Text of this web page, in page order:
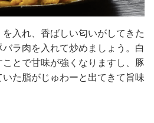
入れ、香ばしい匂いがしてきた
ラ肉を入れて炒めましょう。白
とで甘味が強くなりますし、豚
た脂がじゅわーと出てきて旨味